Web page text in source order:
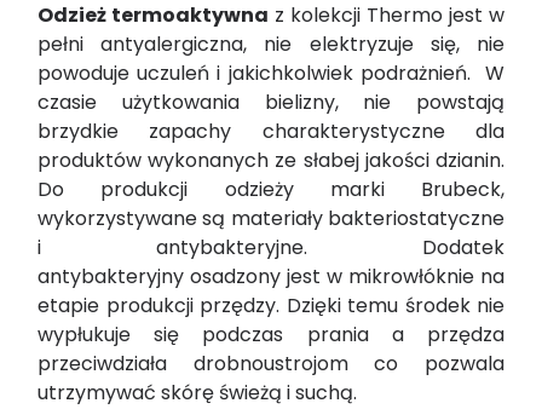
Odzież termoaktywna z kolekcji Thermo jest w
pełni antyalergiczna, nie elektryzuje się, nie
powoduje uczuleń i jakichkolwiek podrażnień. W
czasie użytkowania bielizny, nie powstają
brzydkie zapachy charakterystyczne dla
produktów wykonanych ze słabej jakości dzianin.
Do produkcji odzieży marki Brubeck,
wykorzystywane są materiały bakteriostatyczne
i antybakteryjne. Dodatek
antybakteryjny osadzony jest w mikrowłóknie na
etapie produkcji przędzy. Dzięki temu środek nie
wypłukuje się podczas prania a przędza
przeciwdziała drobnoustrojom co pozwala
utrzymywać skórę świeżą i suchą.